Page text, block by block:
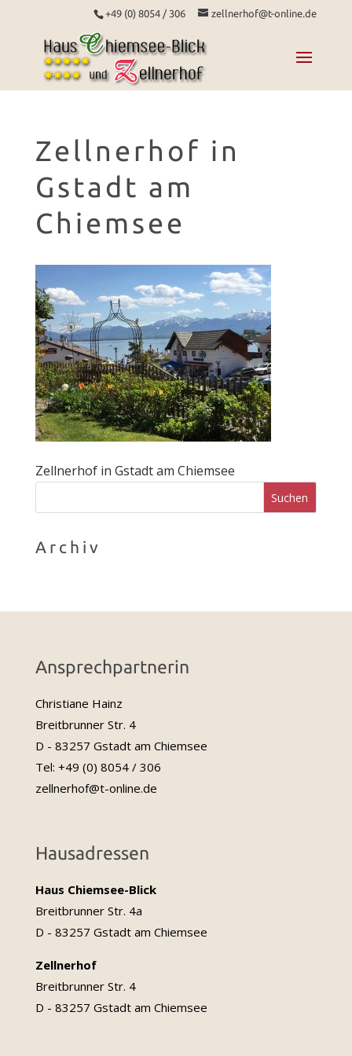
+49 (0) 8054 / 306 zellnerhof@t-online.de
Zellnerhof in
Gstadt am
Chiemsee
Zellnerhof in Gstadt am Chiemsee
Archiv
Ansprechpartnerin
Christiane Hainz
Breitbrunner Str. 4
D - 83257 Gstadt am Chiemsee
Tel: +49 (0) 8054 / 306
zellnerhof@t-online.de
Hausadressen
Haus Chiemsee-Blick
Breitbrunner Str. 4a
D - 83257 Gstadt am Chiemsee
Zellnerhof
Breitbrunner Str. 4
D - 83257 Gstadt am Chiemsee